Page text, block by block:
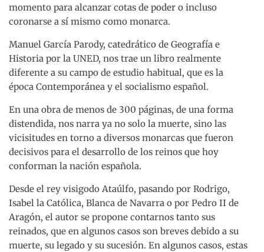
momento para alcanzar cotas de poder o incluso
coronarse a sí mismo como monarca.
Manuel García Parody, catedrático de Geografía e
Historia por la UNED, nos trae un libro realmente
diferente a su campo de estudio habitual, que es la
época Contemporánea y el socialismo español.
En una obra de menos de 300 páginas, de una forma
distendida, nos narra ya no solo la muerte, sino las
vicisitudes en torno a diversos monarcas que fueron
decisivos para el desarrollo de los reinos que hoy
conforman la nación española.
Desde el rey visigodo Ataúlfo, pasando por Rodrigo,
Isabel la Católica, Blanca de Navarra o por Pedro II de
Aragón, el autor se propone contarnos tanto sus
reinados, que en algunos casos son breves debido a su
muerte, su legado y su sucesión. En algunos casos, estas